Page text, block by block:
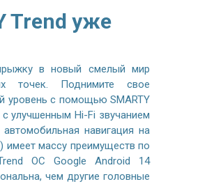
Trend уже
в новый смелый мир
точек. Поднимите свое
уровень с помощью SMARTY
улучшенным Hi-Fi звучанием
навигация на
имеет массу преимуществ по
ОС Google Android 14
чем другие головные